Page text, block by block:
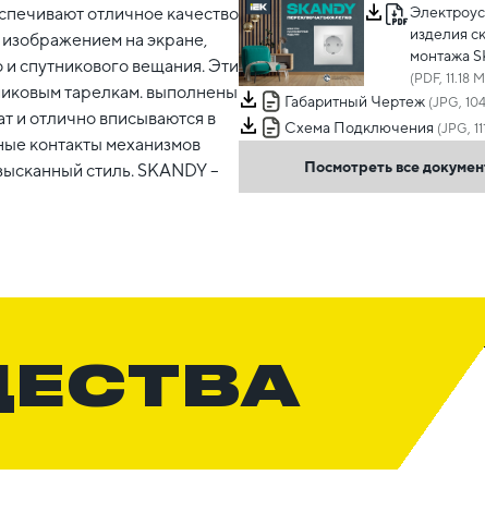
отличное качество
изображением на экране,
спутникового вещания. Эти
тарелкам. выполнены
и отлично вписываются в
контакты механизмов
стиль. SKANDY –
изделия
монтажа
(PDF, 11.18
Габаритный Чертеж (JPG,
Схема Подключения (JPG,
Посмотреть все